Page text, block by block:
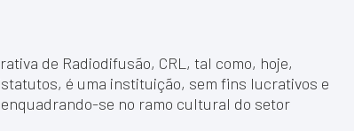
de Radiodifusão, CRL, tal como, hoje,
é uma instituição, sem fins lucrativos e
se no ramo cultural do setor